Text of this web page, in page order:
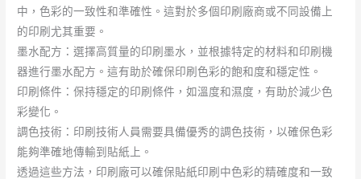
中，色彩的一致性和準確性。這對於多個印刷廠商或不同設備上
的印刷尤其重要。
墨水配方：選擇高質量的印刷墨水，並根據特定的材料和印刷機
器進行墨水配方。這有助於確保印刷色彩的飽和度和穩定性。
印刷條件：保持穩定的印刷條件，如溫度和濕度，有助於減少色
彩變化。
調色技術：印刷技術人員需要具備優秀的調色技術，以確保色彩
能夠準確地傳輸到貼紙上。
透過這些方法，印刷廠可以確保貼紙印刷中色彩的精確度和一致